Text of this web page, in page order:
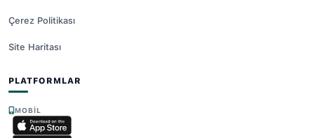
Çerez Politikası
Site Haritası
PLATFORMLAR
MOBIL